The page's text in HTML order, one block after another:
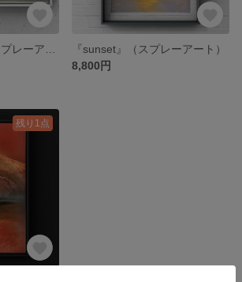
『sunset』（スプレーアート）
8,800円
残り1点